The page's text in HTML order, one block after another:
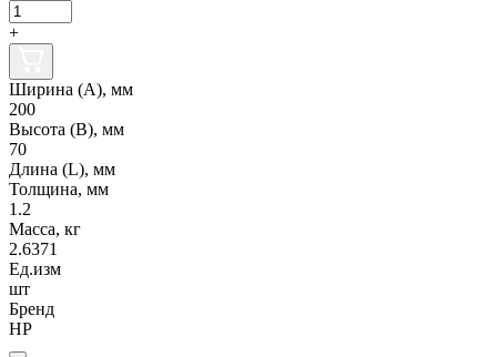
+
Ширина (А), мм
200
Высота (В), мм
70
Длина (L), мм
Толщина, мм
1.2
Масса, кг
2.6371
Ед.изм
шт
Бренд
НР